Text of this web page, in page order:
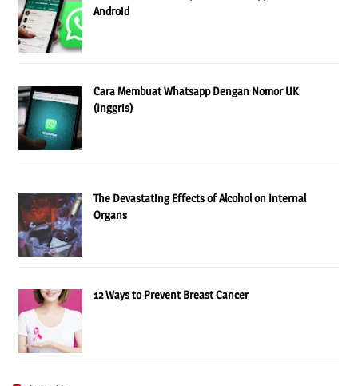
Android
Cara Membuat Whatsapp Dengan Nomor UK
(Inggris)
The Devastating Effects of Alcohol on Internal
Organs
12 Ways to Prevent Breast Cancer